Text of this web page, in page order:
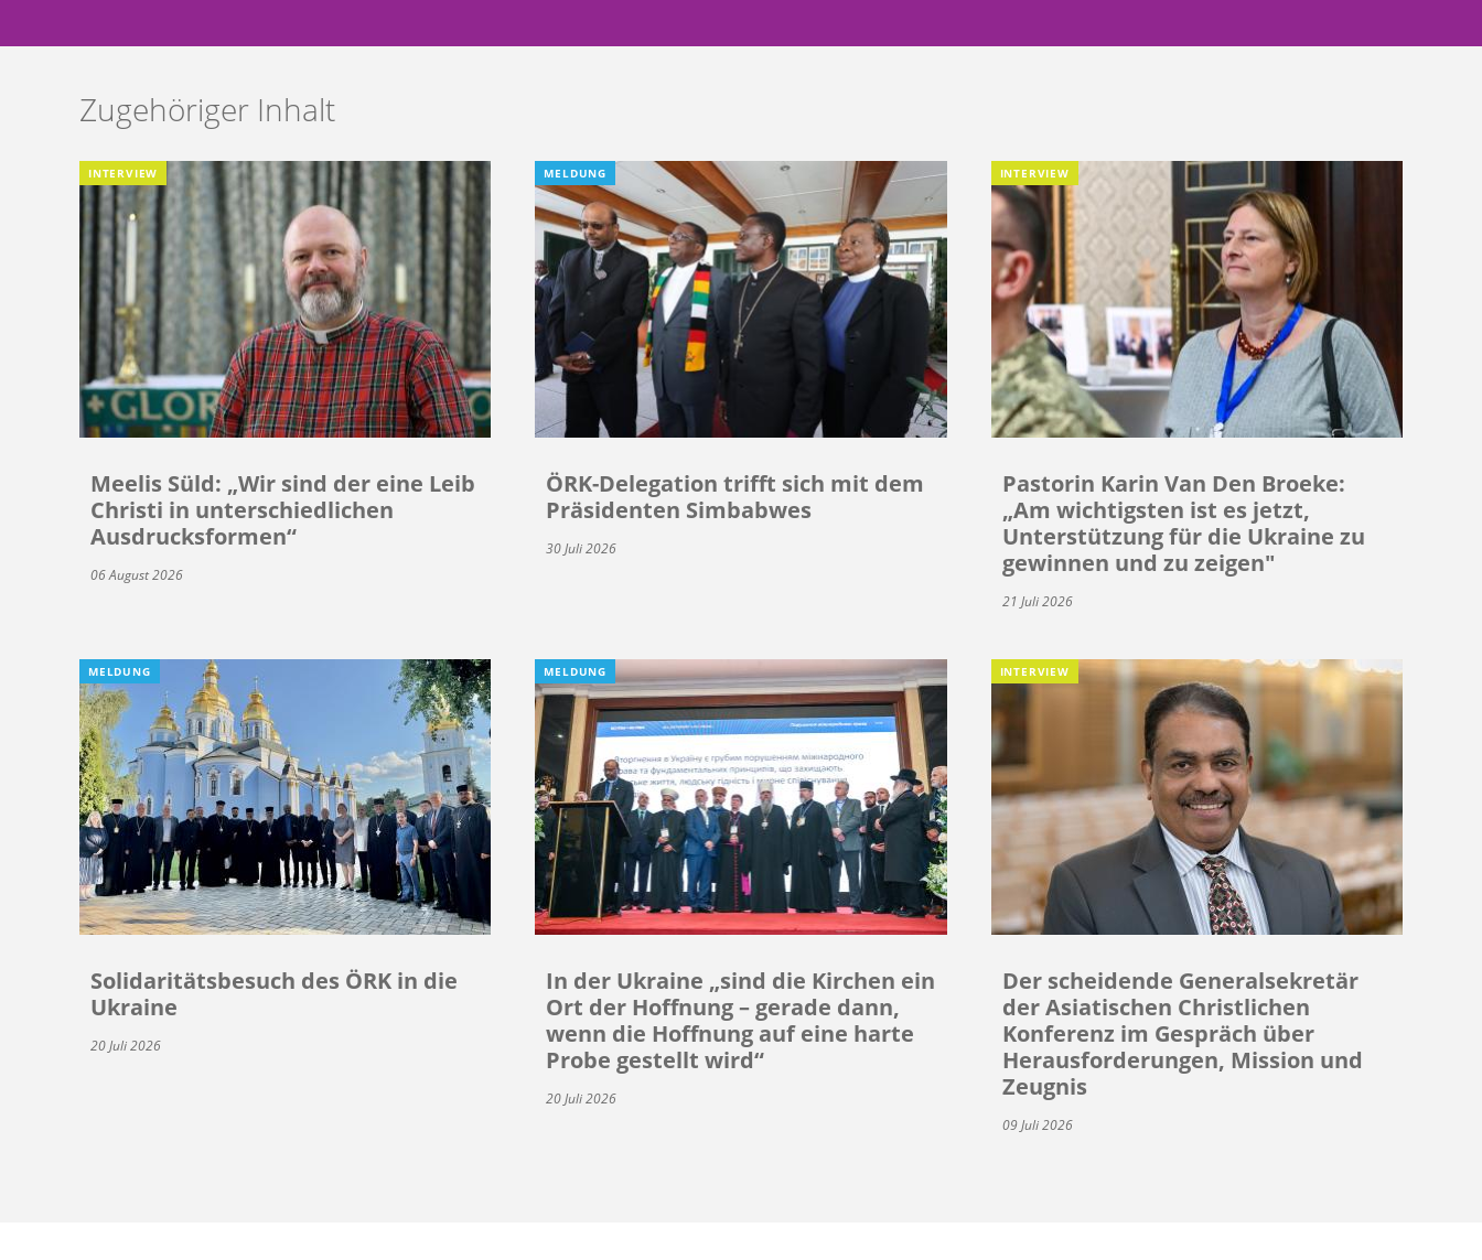
Zugehöriger Inhalt
INTERVIEW
Meelis Süld: „Wir sind der eine Leib
Christi in unterschiedlichen
Ausdrucksformen“
06 August 2026
MELDUNG
ÖRK-Delegation trifft sich mit dem
Präsidenten Simbabwes
30 Juli 2026
INTERVIEW
Pastorin Karin Van Den Broeke:
„Am wichtigsten ist es jetzt,
Unterstützung für die Ukraine zu
gewinnen und zu zeigen"
21 Juli 2026
MELDUNG
Solidaritätsbesuch des ÖRK in die
Ukraine
20 Juli 2026
MELDUNG
In der Ukraine „sind die Kirchen ein
Ort der Hoffnung – gerade dann,
wenn die Hoffnung auf eine harte
Probe gestellt wird“
20 Juli 2026
INTERVIEW
Der scheidende Generalsekretär
der Asiatischen Christlichen
Konferenz im Gespräch über
Herausforderungen, Mission und
Zeugnis
09 Juli 2026